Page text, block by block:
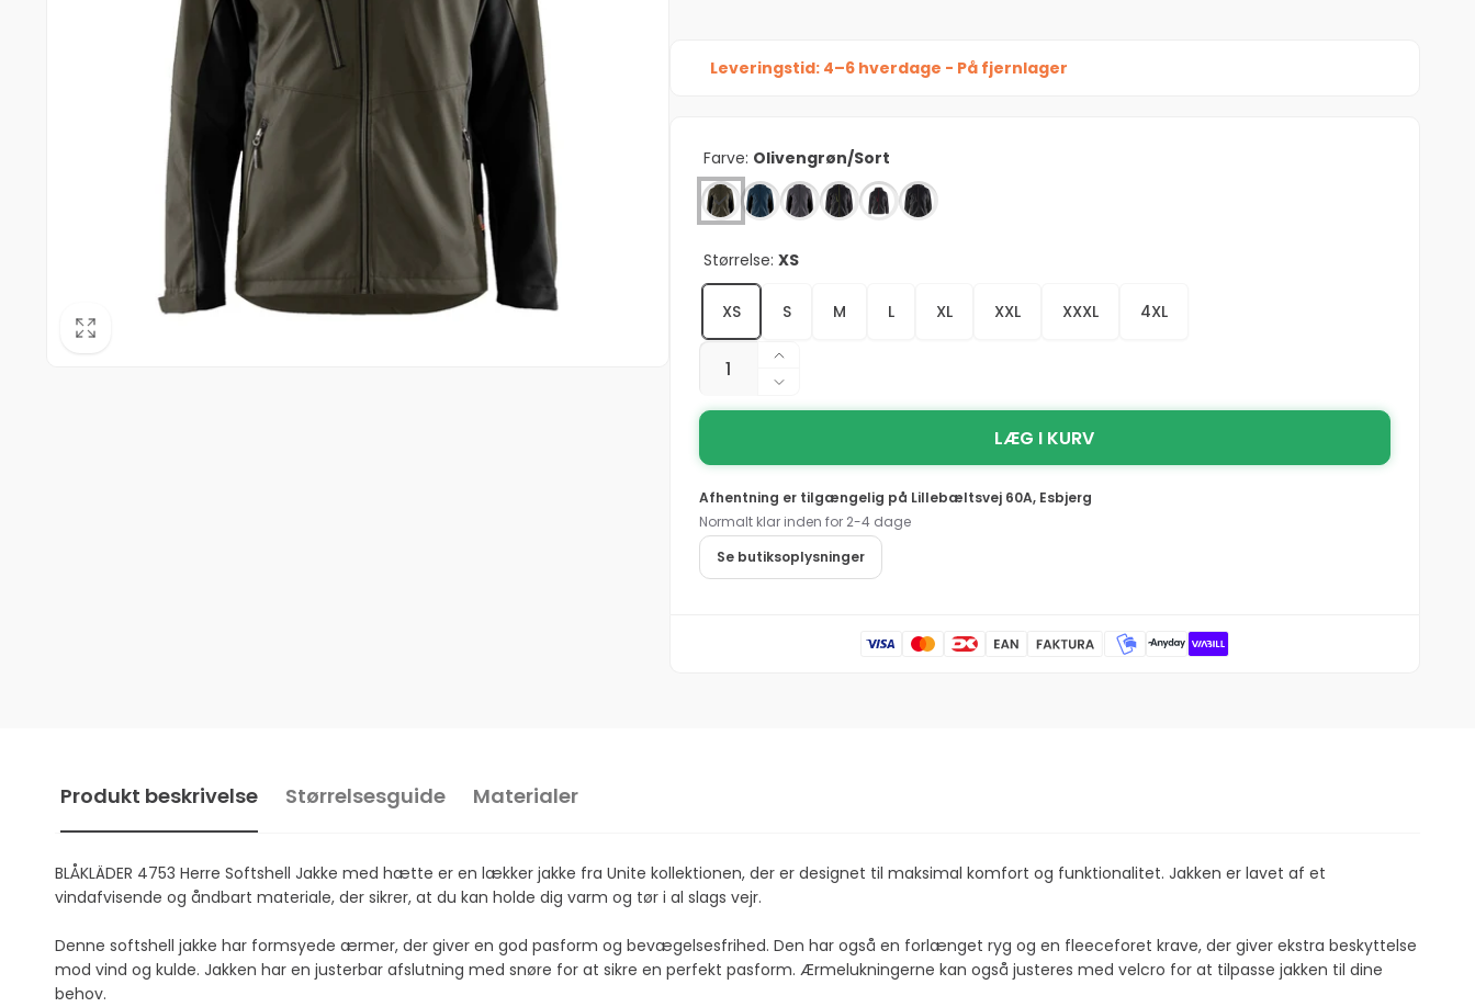
Leveringstid: 4–6 hverdage - På fjernlager
Farve: Olivengrøn/Sort
Størrelse: XS
XS S M L XL XXL XXXL 4XL
Øg
antallet
for
Softshell
Jakke
med
hætte
Reducer
antallet
BLÅKLÄDER
Herre
Softshell
Jakke
med
LÆG I KURV
Afhentning er tilgængelig på Lillebæltsvej 60A, Esbjerg
Normalt klar inden for 2-4 dage
Se butiksoplysninger
Produkt beskrivelse Størrelsesguide Materialer
BLÅKLÄDER 4753 Herre Softshell Jakke med hætte er en lækker jakke fra Unite kollektionen, der er designet til maksimal komfort og funktionalitet. Jakken er lavet af et
vindafvisende og åndbart materiale, der sikrer, at du kan holde dig varm og tør i al slags vejr.
Denne softshell jakke har formsyede ærmer, der giver en god pasform og bevægelsesfrihed. Den har også en forlænget ryg og en fleeceforet krave, der giver ekstra beskyttelse
mod vind og kulde. Jakken har en justerbar afslutning med snøre for at sikre en perfekt pasform. Ærmelukningerne kan også justeres med velcro for at tilpasse jakken til dine
behov.